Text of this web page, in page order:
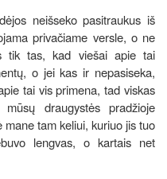
neišseko pasitraukus iš
privačiame versle, o ne
tik tas, kad viešai apie tai
o jei kas ir nepasiseka,
tai vis primena, tad viskas
draugystės pradžioje
tam keliui, kuriuo jis tuo
lengvas, o kartais net